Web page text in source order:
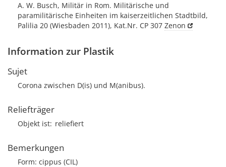
A. W. Busch, Militär in Rom. Militärische und
paramilitärische Einheiten im kaiserzeitlichen Stadtbild,
Palilia 20 (Wiesbaden 2011), Kat.Nr. CP 307 Zenon
Information zur Plastik
Sujet
Corona zwischen D(is) und M(anibus).
Reliefträger
Objekt ist reliefiert
Bemerkungen
Form: cippus (CIL)